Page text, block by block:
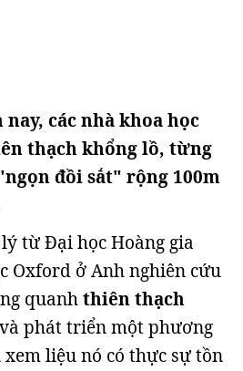
nay, các nhà khoa học
thạch khổng lồ, từng
đồi sắt" rộng 100m
từ Đại học Hoàng gia
Oxford ở Anh nghiên cứu
quanhthiên thạch
phát triển một phương
liệu nó có thực sự tồn